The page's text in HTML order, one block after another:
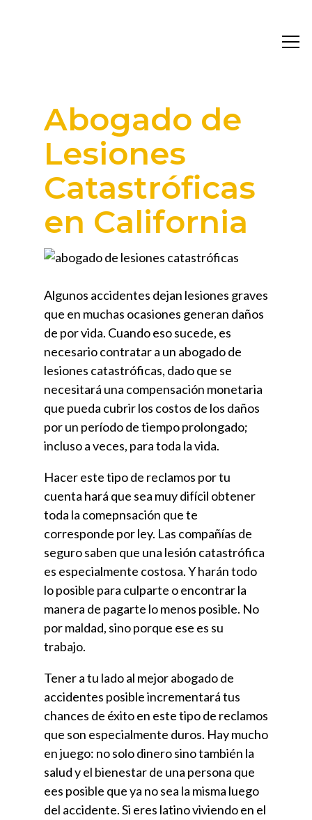
Abogado de
Lesiones
Catastróficas
en California
Algunos accidentes dejan lesiones graves
que en muchas ocasiones generan daños
de por vida. Cuando eso sucede, es
necesario contratar a un abogado de
lesiones catastróficas, dado que se
necesitará una compensación monetaria
que pueda cubrir los costos de los daños
por un período de tiempo prolongado;
incluso a veces, para toda la vida.
Hacer este tipo de reclamos por tu
cuenta hará que sea muy difícil obtener
toda la comepnsación que te
corresponde por ley. Las compañías de
seguro saben que una lesión catastrófica
es especialmente costosa. Y harán todo
lo posible para culparte o encontrar la
manera de pagarte lo menos posible. No
por maldad, sino porque ese es su
trabajo.
Tener a tu lado al mejor abogado de
accidentes posible incrementará tus
chances de éxito en este tipo de reclamos
que son especialmente duros. Hay mucho
en juego: no solo dinero sino también la
salud y el bienestar de una persona que
ees posible que ya no sea la misma luego
del accidente. Si eres latino viviendo en el